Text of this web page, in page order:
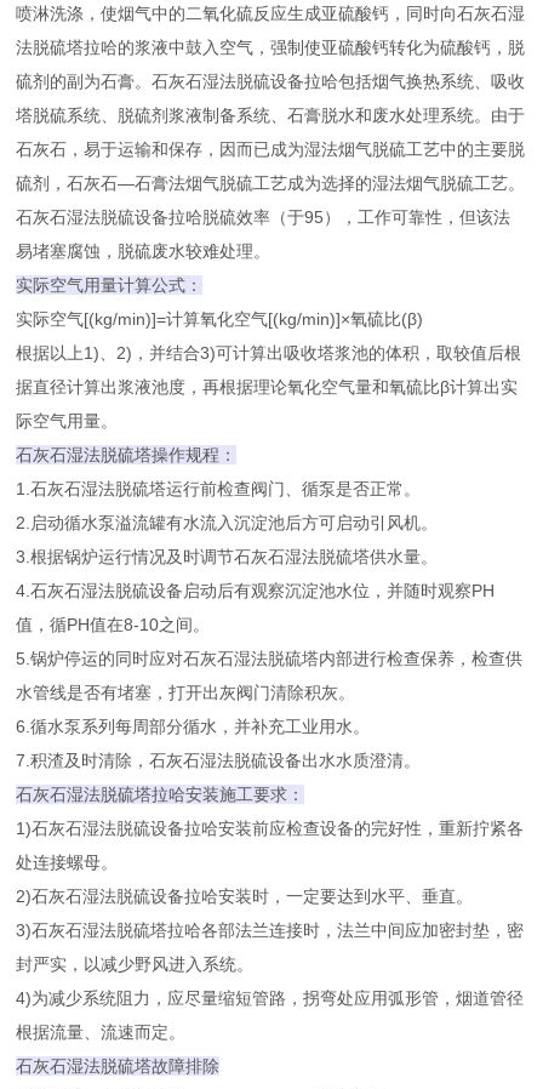
喷淋洗涤，使烟气中的二氧化硫反应生成亚硫酸钙，同时向石灰石湿
法脱硫塔拉哈的浆液中鼓入空气，强制使亚硫酸钙转化为硫酸钙，脱
硫剂的副为石膏。石灰石湿法脱硫设备拉哈包括烟气换热系统、吸收
塔脱硫系统、脱硫剂浆液制备系统、石膏脱水和废水处理系统。由于
石灰石，易于运输和保存，因而已成为湿法烟气脱硫工艺中的主要脱
硫剂，石灰石—石膏法烟气脱硫工艺成为选择的湿法烟气脱硫工艺。
石灰石湿法脱硫设备拉哈脱硫效率（于95），工作可靠性，但该法
易堵塞腐蚀，脱硫废水较难处理。
实际空气用量计算公式：
实际空气[(kg/min)]=计算氧化空气[(kg/min)]×氧硫比(β)
根据以上1)、2)，并结合3)可计算出吸收塔浆池的体积，取较值后根
据直径计算出浆液池度，再根据理论氧化空气量和氧硫比β计算出实
际空气用量。
石灰石湿法脱硫塔操作规程：
1.石灰石湿法脱硫塔运行前检查阀门、循泵是否正常。
2.启动循水泵溢流罐有水流入沉淀池后方可启动引风机。
3.根据锅炉运行情况及时调节石灰石湿法脱硫塔供水量。
4.石灰石湿法脱硫设备启动后有观察沉淀池水位，并随时观察PH
值，循PH值在8-10之间。
5.锅炉停运的同时应对石灰石湿法脱硫塔内部进行检查保养，检查供
水管线是否有堵塞，打开出灰阀门清除积灰。
6.循水泵系列每周部分循水，并补充工业用水。
7.积渣及时清除，石灰石湿法脱硫设备出水水质澄清。
石灰石湿法脱硫塔拉哈安装施工要求：
1)石灰石湿法脱硫设备拉哈安装前应检查设备的完好性，重新拧紧各
处连接螺母。
2)石灰石湿法脱硫设备拉哈安装时，一定要达到水平、垂直。
3)石灰石湿法脱硫塔拉哈各部法兰连接时，法兰中间应加密封垫，密
封严实，以减少野风进入系统。
4)为减少系统阻力，应尽量缩短管路，拐弯处应用弧形管，烟道管径
根据流量、流速而定。
石灰石湿法脱硫塔故障排除